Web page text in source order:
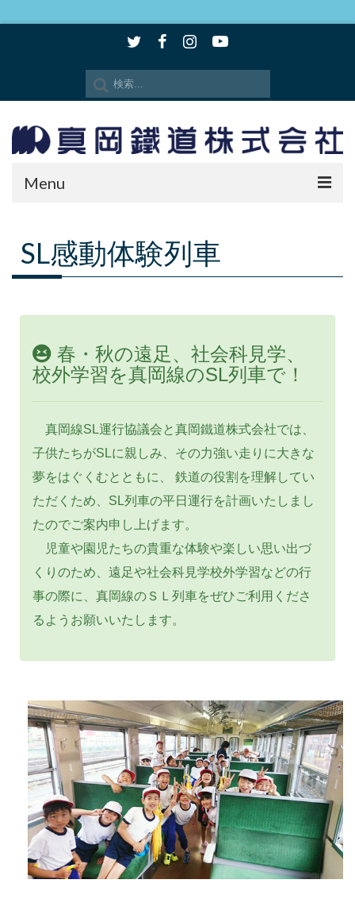
Menu
SLもおか
採用情報
会社概要
お問い合わせ
サイトポリシー
SL感動体験列車
春・秋の遠足、社会科見学、
校外学習を真岡線のSL列車で！
真岡線SL運行協議会と真岡鐵道株式会社では、
子供たちがSLに親しみ、その力強い走りに大きな
夢をはぐくむとともに、 鉄道の役割を理解してい
ただくため、SL列車の平日運行を計画いたしまし
たのでご案内申し上げます。
児童や園児たちの貴重な体験や楽しい思い出づ
くりのため、遠足や社会科見学校外学習などの行
事の際に、真岡線のＳＬ列車をぜひご利用くださ
るようお願いいたします。